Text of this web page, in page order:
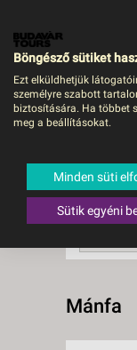
Mánfa
A
találati
RENDEZÉS:
Mánfa
Böngésző sütiket
Ezt elküldhetjük
személyre szabott
biztosítására. Ha többet
meg a beállításokat.
Minden süti
Sütik egyéni